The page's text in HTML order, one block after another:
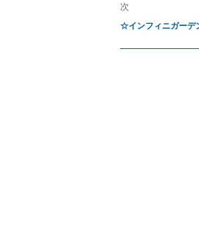
次
☆インフィニガーデ